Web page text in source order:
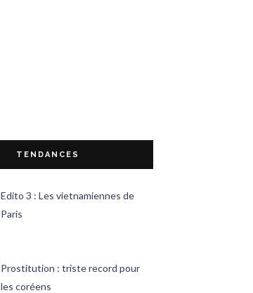
TENDANCES
Edito 3 : Les vietnamiennes de
Paris
Prostitution : triste record pour
les coréens